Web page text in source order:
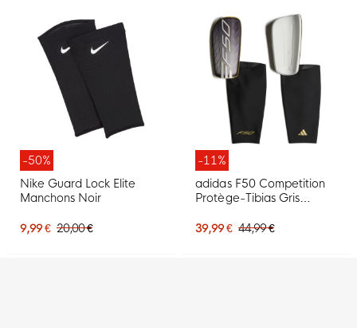
-50%
Nike Guard Lock Elite
Manchons Noir
9,99 € 20,00 €
-11%
adidas F50 Competition
Protège-Tibias Gris
39,99 € 44,99 €